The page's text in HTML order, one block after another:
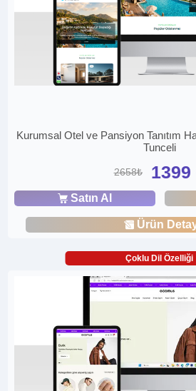
Kurumsal Otel ve Pansiyon Tanıtım
Tunceli
2658₺ 1399
Satın Al
Ürün
Çoklu Dil Özelliği